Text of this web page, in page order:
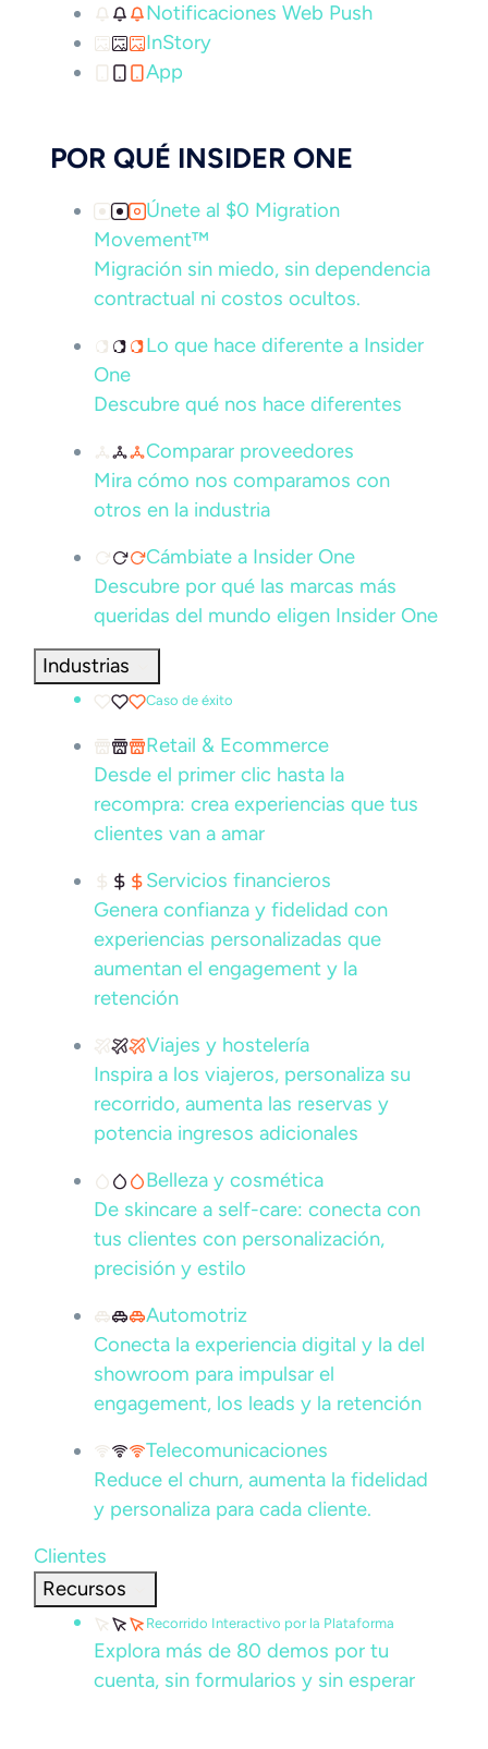
Notificaciones Web Push
InStory
App
POR QUÉ INSIDER ONE
Únete al $0 Migration
Movement™
Migración sin miedo, sin dependencia
contractual ni costos ocultos.
Lo que hace diferente a Insider
One
Descubre qué nos hace diferentes
Comparar proveedores
Mira cómo nos comparamos con
otros en la industria
Cámbiate a Insider One
Descubre por qué las marcas más
queridas del mundo eligen Insider One
Industrias
Caso de éxito
Retail & Ecommerce
Desde el primer clic hasta la
recompra: crea experiencias que tus
clientes van a amar
Servicios financieros
Genera confianza y fidelidad con
experiencias personalizadas que
aumentan el engagement y la
retención
Viajes y hostelería
Inspira a los viajeros, personaliza su
recorrido, aumenta las reservas y
potencia ingresos adicionales
Belleza y cosmética
De skincare a self-care: conecta con
tus clientes con personalización,
precisión y estilo
Automotriz
Conecta la experiencia digital y la del
showroom para impulsar el
engagement, los leads y la retención
Telecomunicaciones
Reduce el churn, aumenta la fidelidad
y personaliza para cada cliente.
Clientes
Recursos
Recorrido Interactivo por la Plataforma
Explora más de 80 demos por tu
cuenta, sin formularios y sin esperar